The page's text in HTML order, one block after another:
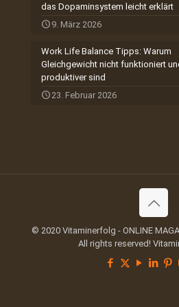
das Dopaminsystem leicht erklärt
9. März 2026
Work Life Balance Tipps: Warum
Gleichgewicht nicht funktioniert
produktiver sind
23. Februar 2026
© 2020 Vitaminerfolg - ONLINE
All rights reserved!